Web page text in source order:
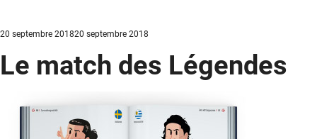
Posted
20 septembre 201820 septembre 2018
Le match des Légendes